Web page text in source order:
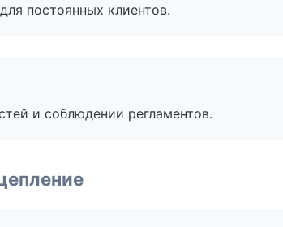
постоянных клиентов.
и соблюдении регламентов.